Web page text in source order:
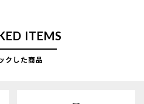
ITEMS
クした商品